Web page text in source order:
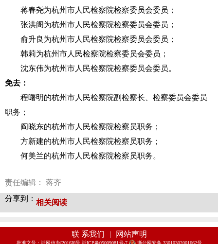
蒋春尧为杭州市人民检察院检察委员会委员；
张洪阁为杭州市人民检察院检察委员会委员；
俞升良为杭州市人民检察院检察委员会委员；
韩莉为杭州市人民检察院检察委员会委员；
沈东伟为杭州市人民检察院检察委员会委员。
免去：
程曙明的杭州市人民检察院副检察长、检察委员会委员
职务；
阎晓东的杭州市人民检察院检察员职务；
方新建的杭州市人民检察院检察员职务；
何美兰的杭州市人民检察院检察员职务。
责任编辑： 蒋齐
分享到： 相关阅读
联 系我们 | 网站声明
批准文号：浙网信办[2016]6号 浙ICP备05009081号-7 浙公网安备 33010302001662号